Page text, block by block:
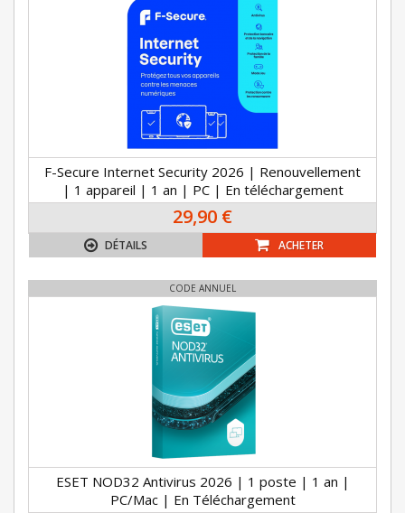
F-Secure Internet Security 2026 | Renouvellement
| 1 appareil | 1 an | PC | En téléchargement
29,90 €
DÉTAILS ACHETER
CODE ANNUEL
ESET NOD32 Antivirus 2026 | 1 poste | 1 an |
PC/Mac | En Téléchargement